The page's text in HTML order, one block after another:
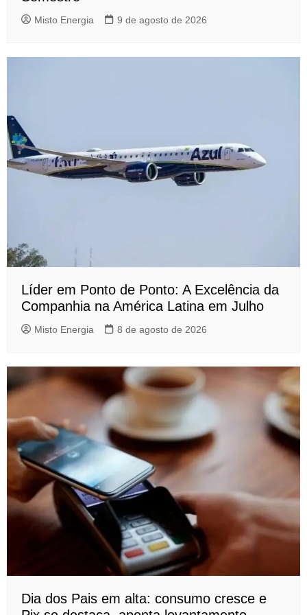
Misto Energia 9 de agosto de 2026
Líder em Ponto de Ponto: A Excelência da
Companhia na América Latina em Julho
Misto Energia 8 de agosto de 2026
Dia dos Pais em alta: consumo cresce e